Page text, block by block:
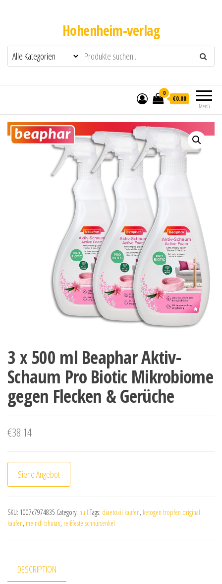
Hohenheim-verlag
Menü
0
€0.00
3 x 500 ml Beaphar Aktiv-
Schaum Pro Biotic Mikrobiome
gegen Flecken & Gerüche
€38.14
Siehe Angebot
SKU: 1007c7974835 Category: null Tags: diaetoxil kaufen, ketogen tropfen original
kaufen, meindl bhutan, reißfeste schnürsenkel
DESCRIPTION